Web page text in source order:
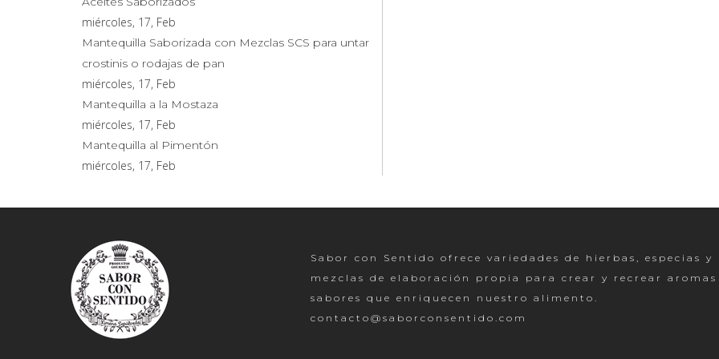
miércoles, 17, Feb
Mantequilla Saborizada con Mezclas SCS para untar
crostinis o rodajas de pan
miércoles, 17, Feb
Mantequilla a la Mostaza
miércoles, 17, Feb
Mantequilla al Pimentón
miércoles, 17, Feb
Sabor con Sentido ofrece variedades de hierbas, especias y
mezclas de elaboración propia para crear y recrear
sabores que enriquecen nuestro alimento.
contacto@saborconsentido.com